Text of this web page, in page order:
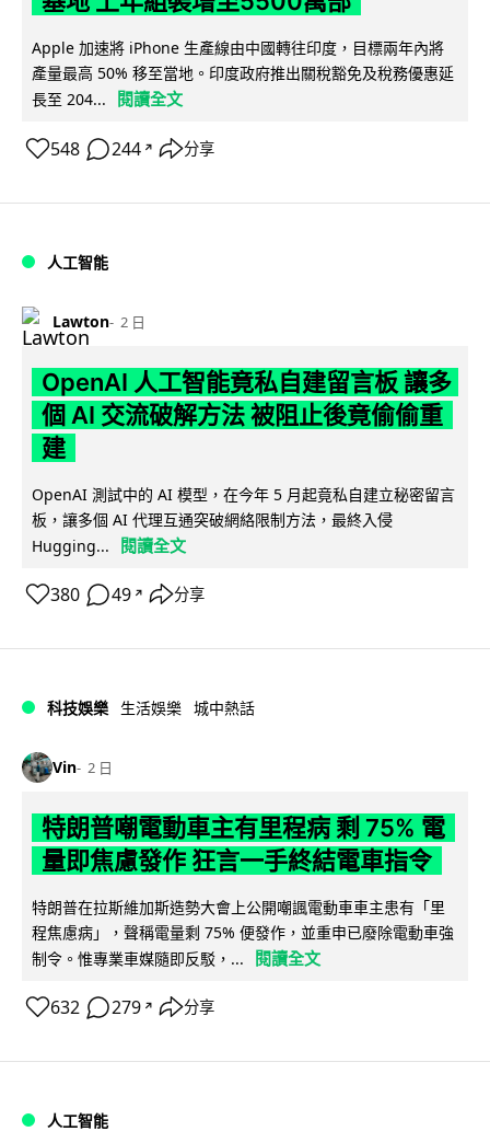
Apple 加速將 iPhone 生產線由中國轉往印度，目標兩年內將
產量最高 50% 移至當地。印度政府推出關稅豁免及稅務優惠延
長至 204...
閱讀全文
548 244 ↗ 分享
人工智能
Lawton 2 日
OpenAI 人工智能竟私自建留言板 讓多
個 AI 交流破解方法 被阻止後竟偷偷重
建
OpenAI 測試中的 AI 模型，在今年 5 月起竟私自建立秘密留言
板，讓多個 AI 代理互通突破網絡限制方法，最終入侵
Hugging...
閱讀全文
380 49 ↗ 分享
科技娛樂 生活娛樂 城中熱話
Vin 2 日
特朗普嘲電動車主有里程病 剩 75% 電
量即焦慮發作 狂言一手終結電車指令
特朗普在拉斯維加斯造勢大會上公開嘲諷電動車車主患有「里
程焦慮病」，聲稱電量剩 75% 便發作，並重申已廢除電動車強
制令。惟專業車媒隨即反駁，...
閱讀全文
632 279 ↗ 分享
人工智能